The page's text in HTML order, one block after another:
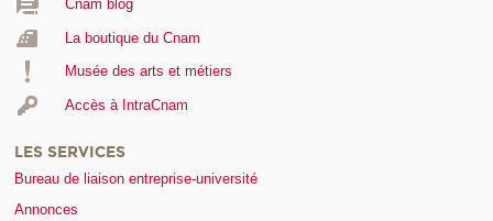
Cnam blog
La boutique du Cnam
Musée des arts et métiers
Accès à IntraCnam
LES SERVICES
Bureau de liaison entreprise-université
Annonces